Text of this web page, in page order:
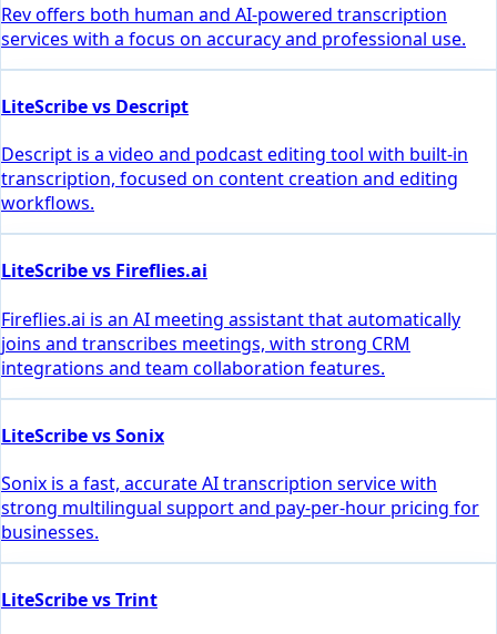
Rev offers both human and AI-powered transcription
services with a focus on accuracy and professional use.
LiteScribe vs Descript
Descript is a video and podcast editing tool with built-in
transcription, focused on content creation and editing
workflows.
LiteScribe vs Fireflies.ai
Fireflies.ai is an AI meeting assistant that automatically
joins and transcribes meetings, with strong CRM
integrations and team collaboration features.
LiteScribe vs Sonix
Sonix is a fast, accurate AI transcription service with
strong multilingual support and pay-per-hour pricing for
businesses.
LiteScribe vs Trint